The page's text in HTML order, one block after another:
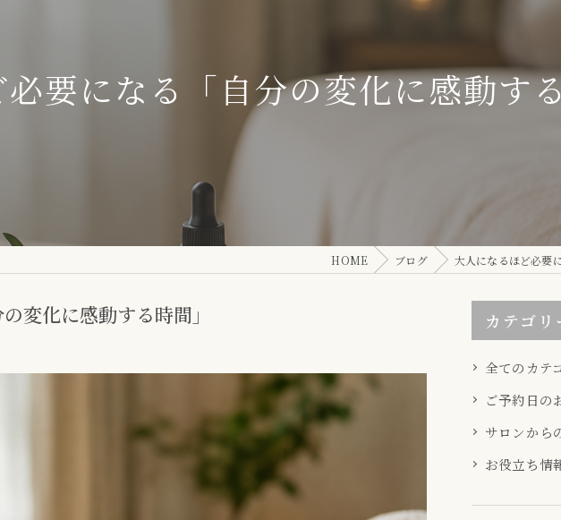
要になる「自分の変化に感動す
HOME ブログ 大人になるほど必要
変化に感動する時間」 カテゴリ
全てのカテ
ご予約日の
サロンから
お役立ち情